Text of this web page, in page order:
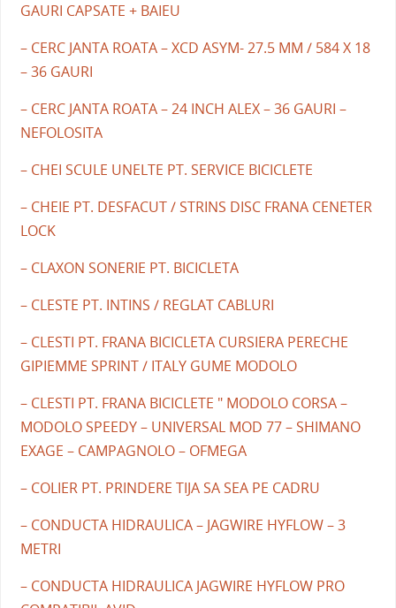
GAURI CAPSATE + BAIEU
– CERC JANTA ROATA – XCD ASYM- 27.5 MM / 584 X 18
– 36 GAURI
– CERC JANTA ROATA – 24 INCH ALEX – 36 GAURI –
NEFOLOSITA
– CHEI SCULE UNELTE PT. SERVICE BICICLETE
– CHEIE PT. DESFACUT / STRINS DISC FRANA CENETER
LOCK
– CLAXON SONERIE PT. BICICLETA
– CLESTE PT. INTINS / REGLAT CABLURI
– CLESTI PT. FRANA BICICLETA CURSIERA PERECHE
GIPIEMME SPRINT / ITALY GUME MODOLO
– CLESTI PT. FRANA BICICLETE " MODOLO CORSA –
MODOLO SPEEDY – UNIVERSAL MOD 77 – SHIMANO
EXAGE – CAMPAGNOLO – OFMEGA
– COLIER PT. PRINDERE TIJA SA SEA PE CADRU
– CONDUCTA HIDRAULICA – JAGWIRE HYFLOW – 3
METRI
– CONDUCTA HIDRAULICA JAGWIRE HYFLOW PRO